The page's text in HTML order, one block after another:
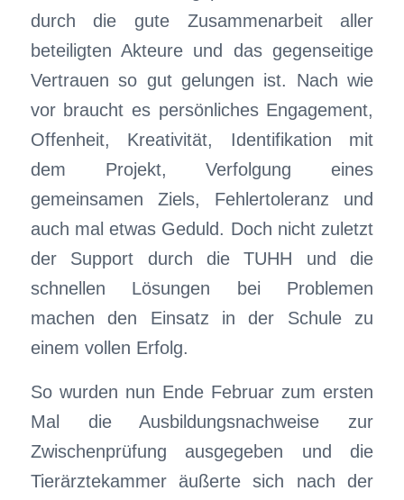
durch die gute Zusammenarbeit aller
beteiligten Akteure und das gegenseitige
Vertrauen so gut gelungen ist. Nach wie
vor braucht es persönliches Engagement,
Offenheit, Kreativität, Identifikation mit
dem Projekt, Verfolgung eines
gemeinsamen Ziels, Fehlertoleranz und
auch mal etwas Geduld. Doch nicht zuletzt
der Support durch die TUHH und die
schnellen Lösungen bei Problemen
machen den Einsatz in der Schule zu
einem vollen Erfolg.
So wurden nun Ende Februar zum ersten
Mal die Ausbildungsnachweise zur
Zwischenprüfung ausgegeben und die
Tierärztekammer äußerte sich nach der